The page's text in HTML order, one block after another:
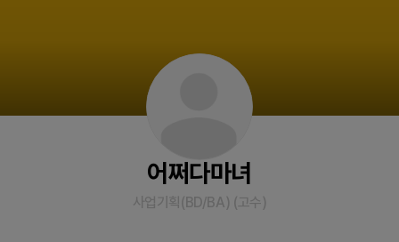
어쩌다마녀
사업기획(BD/BA) (고수)